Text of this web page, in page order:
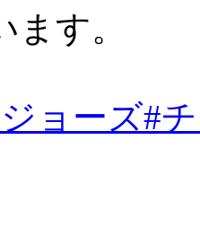
す。
ョーズ#